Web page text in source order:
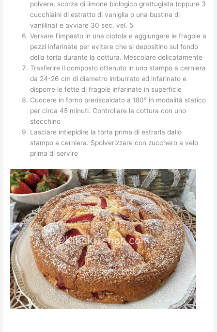
polvere, scorza di limone biologico grattugiata (oppure 3
cucchiaini di estratto di vaniglia o una bustina di
vanillina) e avviare 30 sec. vel. 5
Versare l’impasto in una ciotola e aggiungere le fragole a
pezzi infarinate per evitare che si depositino sul fondo
della torta durante la cottura. Mescolare delicatamente
Trasferire il composto ottenuto in uno stampo a cerniera
da 24-26 cm di diametro imburrato ed infarinato e
disporre le fette di fragole infarinate in superficie
Cuocere in forno preriscaldato a 180° in modalità statico
per circa 45 minuti. Controllare la cottura con uno
stecchino
Lasciare intiepidire la torta prima di estrarla dallo
stampo a cerniera. Spolverizzare con zucchero a velo
prima di servire